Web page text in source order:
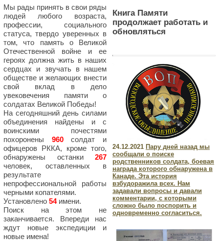
Мы рады принять в свои ряды
людей любого возраста,
профессии, социального
статуса, твердо уверенных в
том, что память о Великой
Отечественной войне и ее
героях должна жить в наших
сердцах и звучать в нашем
обществе и желающих внести
свой вклад в дело
увековечения памяти о
солдатах Великой Победы!
На сегодняшний день силами
объединения найдены и с
воинскими почестями
похоронены 960солдат и
офицеров РККА, кроме того,
обнаружены останки 267
человек, оставленных в
результате
непрофессиональной работы
черными копателями.
Установлено 54имени.
Поиск на этом не
заканчивается. Впереди нас
ждут новые экспедиции и
новые имена!
Книга Памяти
продолжает работать и
обновляться
24.12.2021 Пару дней назад мы
сообщали о поиске
родственников солдата, боевая
награда которого обнаружена в
Канаде. Эта история
взбудоражила всех. Нам
задавали вопросы и давали
комментарии, с которыми
сложно было поспорить и
одновременно согласиться.